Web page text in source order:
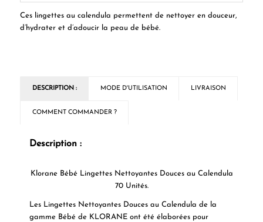
Ces lingettes au calendula permettent de nettoyer en douceur,
d’hydrater et d’adoucir la peau de bébé.
DESCRIPTION : MODE D'UTILISATION LIVRAISON
COMMENT COMMANDER ?
Description :
Klorane Bébé Lingettes Nettoyantes Douces au Calendula
70 Unités.
Les Lingettes Nettoyantes Douces au Calendula de la
gamme Bébé de KLORANE ont été élaborées pour